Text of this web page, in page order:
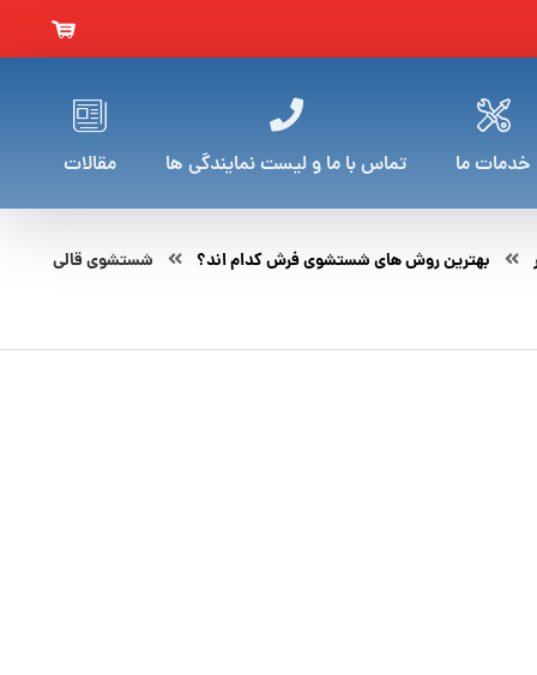
خدمات ما تماس با ما و لیست نمایندگی ها مقالات
بهترین روش های شستشوی فرش کدام اند؟ شستشوی قالی